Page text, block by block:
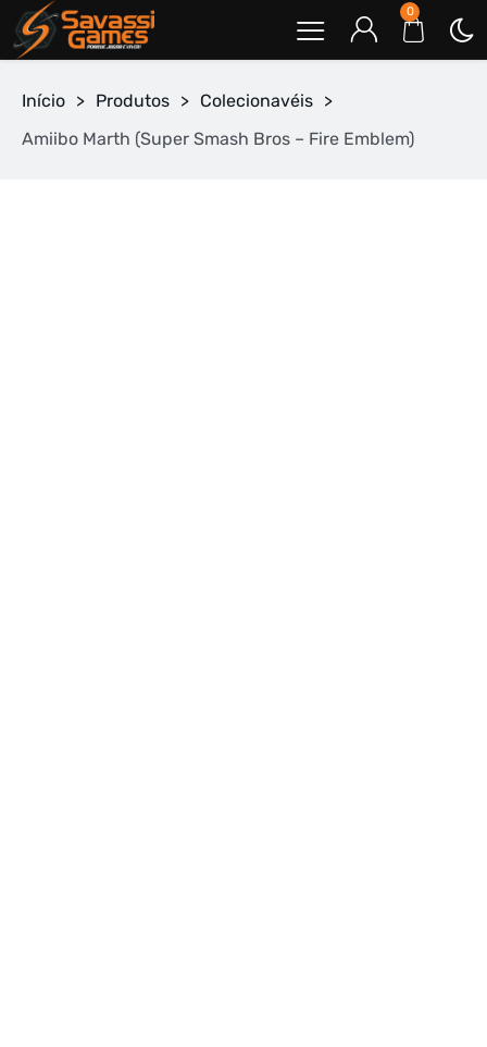
0
Início > Produtos > Colecionavéis >
Amiibo Marth (Super Smash Bros – Fire Emblem)